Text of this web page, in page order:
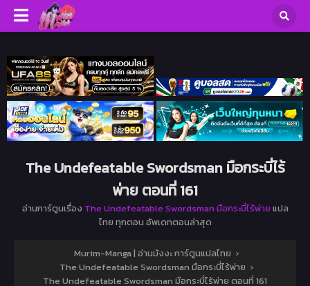
The Undefeatable Swordsman มือกระบี่ไร้
พ่าย ตอนที่ 161
อ่านการ์ตูนเรื่อง The Undefeatable Swordsman มือกระบี่ไร้พ่าย แปล
ไทย ทุกตอน อัพเดทตอนล่าสุด
Murim-Manga | อ่านมังงะ การ์ตูนแปลไทย ›
The Undefeatable Swordsman มือกระบี่ไร้พ่าย ›
The Undefeatable Swordsman มือกระบี่ไร้พ่าย ตอนที่ 161